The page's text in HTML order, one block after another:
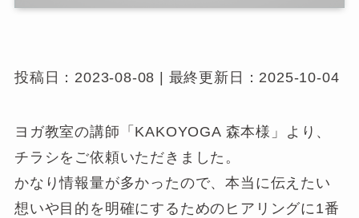
投稿日：2023-08-08 | 最終更新日：2025-10-04
ヨガ教室の講師「KAKOYOGA 森本様」より、
チラシをご依頼いただきました。
かなり情報量が多かったので、本当に伝えたい
想いや目的を明確にするためのヒアリングに1番